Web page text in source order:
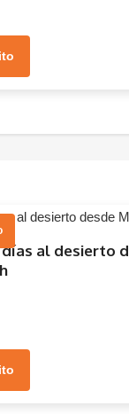
días al desierto